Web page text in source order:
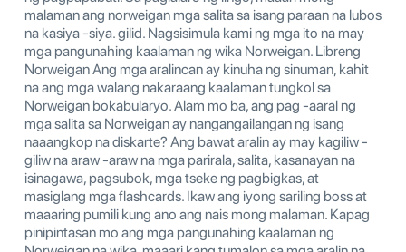
malaman ang norweigan mga salita sa isang paraan na lubos
na kasiya -siya. gilid. Nagsisimula kami ng mga ito na may
mga pangunahing kaalaman ng wika Norweigan. Libreng
Norweigan Ang mga aralincan ay kinuha ng sinuman, kahit
na ang mga walang nakaraang kaalaman tungkol sa
Norweigan bokabularyo. Alam mo ba, ang pag -aaral ng
mga salita sa Norweigan ay nangangailangan ng isang
naaangkop na diskarte? Ang bawat aralin ay may kagiliw -
giliw na araw -araw na mga parirala, salita, kasanayan na
isinagawa, pagsubok, mga tseke ng pagbigkas, at
masiglang mga flashcards. Ikaw ang iyong sariling boss at
maaaring pumili kung ano ang nais mong malaman. Kapag
pinipintasan mo ang mga pangunahing kaalaman ng